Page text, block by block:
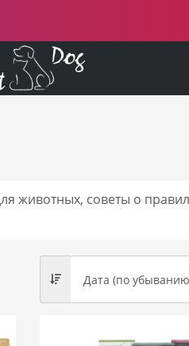
животных, советы о